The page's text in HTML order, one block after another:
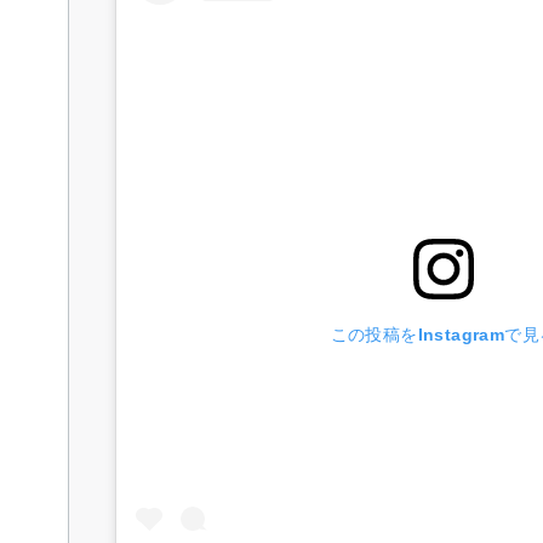
この投稿をInstagramで見